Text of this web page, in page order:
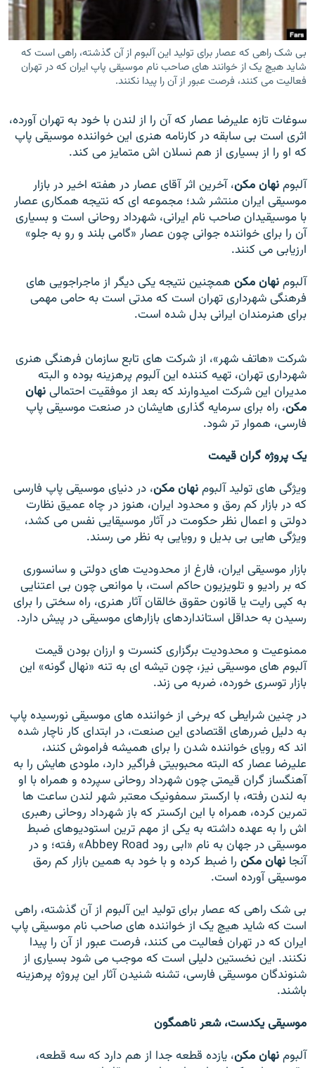
زبان‌های دیگر
بی شک راهی که عصار برای توليد اين آلبوم از آن گذشته، راهی است که
شايد هيچ يک از خوانند های صاحب نام موسيقی پاپ ايران که در تهران
فعاليت می کنند، فرصت عبور از آن را پيدا نکنند.
سوغات تازه عليرضا عصار که آن را از لندن با خود به تهران آورده،
اثری است بی سابقه در کارنامه هنری اين خواننده موسيقی پاپ
که او را از بسياری از هم نسلان اش متمايز می کند.
آلبومنهان مکن، آخرين اثر آقای عصار در هفته اخير در بازار
موسيقی ايران منتشر شد؛ مجموعه ای که نتيجه همکاری عصار
با موسيقیدان صاحب نام ايرانی، شهرداد روحانی است و بسياری
آن را برای خواننده جوانی چون عصار «گامی بلند و رو به جلو»
ارزيابی می کنند.
آلبومنهان مکن همچنين نتيجه يکی ديگر از ماجراجويی های
فرهنگی شهرداری تهران است که مدتی است به حامی مهمی
برای هنرمندان ايرانی بدل شده است.
شرکت «هاتف شهر»، از شرکت های تابع سازمان فرهنگی هنری
شهرداری تهران، تهيه کننده اين آلبوم پرهزينه بوده و البته
مديران اين شرکت اميدوارند که بعد از موفقيت احتمالینهان
مکن، راه برای سرمايه گذاری هايشان در صنعت موسيقی پاپ
فارسی، هموار تر شود.
يک پروژه گران قيمت
ويژگی های توليد آلبومنهان مکن، در دنيای موسيقی پاپ فارسی
که در بازار کم رمق و محدود ايران، هنوز در چاه عميق نظارت
دولتی و اعمال نظر حکومت در آثار موسيقايی نفس می کشد،
ويژگی هايی بی بديل و رويايی به نظر می رسند.
بازار موسيقی ايران، فارغ از محدوديت های دولتی و سانسوری
که بر راديو و تلويزيون حاکم است، با موانعی چون بی اعتنايی
به کپی رايت يا قانون حقوق خالقان آثار هنری، راه سختی را برای
رسيدن به حداقل استانداردهای بازارهای موسيقی در پيش دارد.
ممنوعيت و محدوديت برگزاری کنسرت و ارزان بودن قيمت
آلبوم های موسيقی نيز، چون تيشه ای به تنه «نهال گونه» اين
بازار توسری خورده، ضربه می زند.
در چنين شرايطی که برخی از خواننده های موسيقی نورسيده پاپ
به دليل ضررهای اقتصادی اين صنعت، در ابتدای کار ناچار شده
اند که رويای خواننده شدن را برای هميشه فراموش کنند،
عليرضا عصار که البته محبوبيتی فراگير دارد، ملودی هايش را به
آهنگساز گران قيمتی چون شهرداد روحانی سپرده و همراه با او
به لندن رفته، با ارکستر سمفونيک معتبر شهر لندن ساعت ها
تمرين کرده، همراه با اين ارکستر که باز شهرداد روحانی رهبری
اش را به عهده داشته به يکی از مهم ترين استوديوهای ضبط
موسيقی در جهان به نام «ابی رود Abbey Road» رفته؛ و در
آنجا نهان مکن را ضبط کرده و با خود به همين بازار کم رمق
موسيقی آورده است.
بی شک راهی که عصار برای توليد اين آلبوم از آن گذشته، راهی
است که شايد هيچ يک از خواننده های صاحب نام موسيقی پاپ
ايران که در تهران فعاليت می کنند، فرصت عبور از آن را پيدا
نکنند. اين نخستين دليلی است که موجب می شود بسياری از
شنوندگان موسيقی فارسی، تشنه شنيدن آثار اين پروژه پرهزينه
باشند.
موسيقی يکدست، شعر ناهمگون
آلبومنهان مکن، يازده قطعه جدا از هم دارد که سه قطعه،